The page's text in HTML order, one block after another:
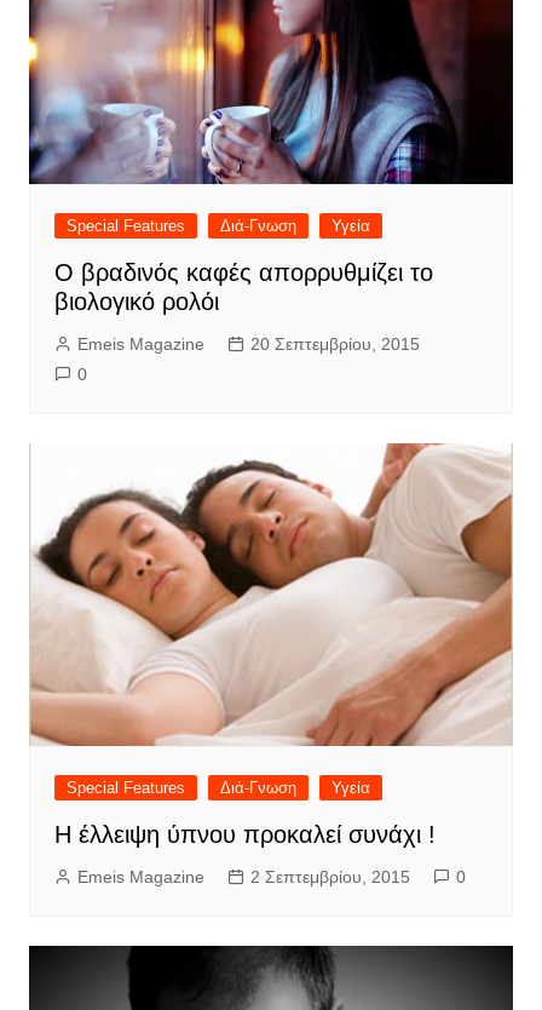
Special Features Διά-Γνωση Υγεία
Ο βραδινός καφές απορρυθμίζει το
βιολογικό ρολόι
Emeis Magazine
20 Σεπτεμβρίου, 2015
0
Special Features Διά-Γνωση Υγεία
Η έλλειψη ύπνου προκαλεί συνάχι !
Emeis Magazine 2 Σεπτεμβρίου, 2015 0